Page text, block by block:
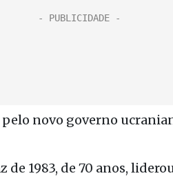
novo governo
de 1983, de 70 anos,